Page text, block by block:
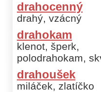
drahocenný
drahý, vzácný
drahokam
klenot, šperk,
polodrahokam,
drahoušek
miláček, zlatíčko